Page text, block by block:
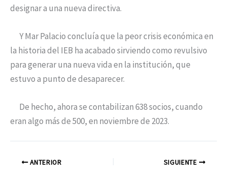
designar a una nueva directiva.
Y Mar Palacio concluía que la peor crisis económica en
la historia del IEB ha acabado sirviendo como revulsivo
para generar una nueva vida en la institución, que
estuvo a punto de desaparecer.
De hecho, ahora se contabilizan 638 socios, cuando
eran algo más de 500, en noviembre de 2023.
ANTERIOR SIGUIENTE